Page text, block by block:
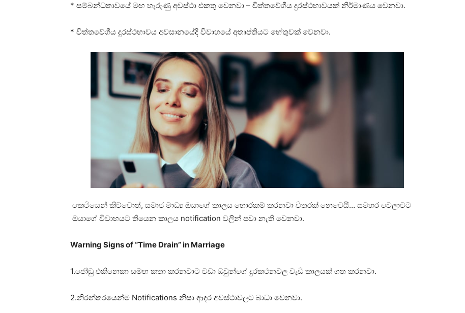
* සම්බන්ධතාවයේ මඟ හැරුණු අවස්ථා එකතු වෙනවා – චිත්තවේගීය දුරස්ථභාවයක් නිර්මාණය වෙනවා.
* චිත්තවේගීය දුරස්ථභාවය අවසානයේදි විවාහයේ අතෘප්තියට හේතුවක් වෙනවා.
කෙටියෙන් කිව්වොත්, සමාජ මාධ්‍ය ඔයාගේ කාලය හොරකම් කරනවා විතරක් නෙවෙයි… සමහර වෙලාවට
ඔයාගේ විවාහයට තියෙන කාලය notification වලින් පවා නැති වෙනවා.
Warning Signs of “Time Drain” in Marriage
1.ජෝඩු එකිනෙකා සමඟ කතා කරනවාට වඩා ඔවුන්ගේ දුරකථනවල වැඩි කාලයක් ගත කරනවා.
2.නිරන්තරයෙන්ම Notifications නිසා ආදර අවස්ථාවලට බාධා වෙනවා.